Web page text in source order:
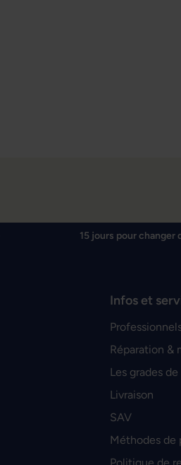
15 jours pour changer
Infos et
Réparation &
Les grades
Livraison
SAV
Méthodes de